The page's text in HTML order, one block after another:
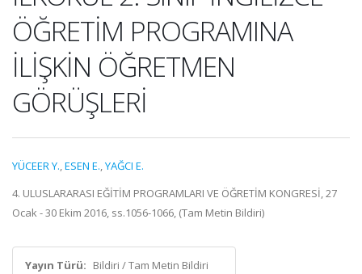
ÖĞRETİM PROGRAMINA
İLİŞKİN ÖĞRETMEN
GÖRÜŞLERİ
YÜCEER Y.,ESEN E.,YAĞCI E.
4. ULUSLARARASI EĞİTİM PROGRAMLARI VE ÖĞRETİM KONGRESİ, 27
Ocak - 30 Ekim 2016, ss.1056-1066, (Tam Metin Bildiri)
Yayın Türü: Bildiri / Tam Metin Bildiri